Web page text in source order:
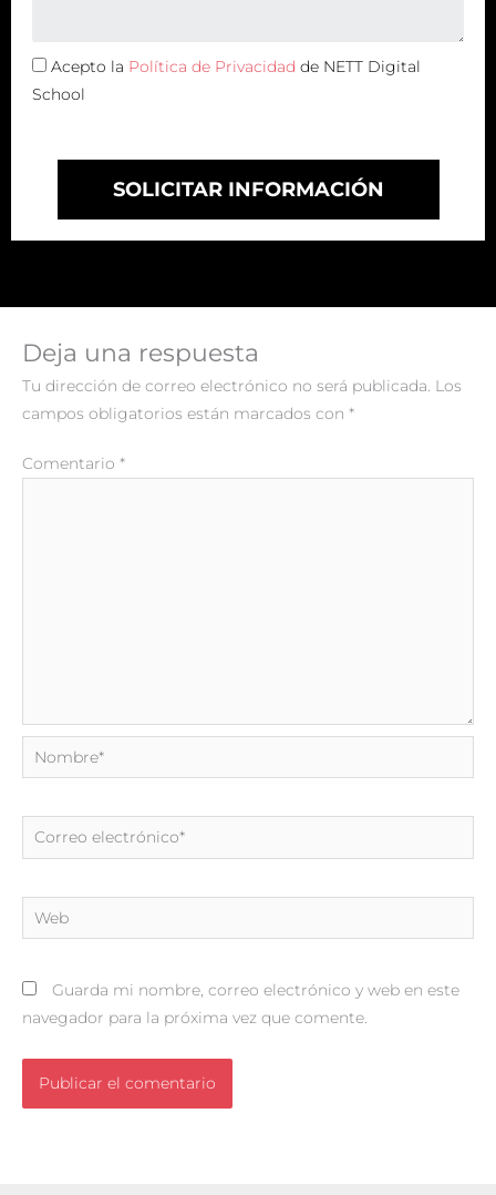
Acepto la Política de Privacidad de NETT Digital
School
SOLICITAR INFORMACIÓN
Deja una respuesta
Tu dirección de correo electrónico no será publicada. Los
campos obligatorios están marcados con *
Comentario *
Nombre*
Correo
electrónico*
Web
Guarda mi nombre, correo electrónico y web en este
navegador para la próxima vez que comente.